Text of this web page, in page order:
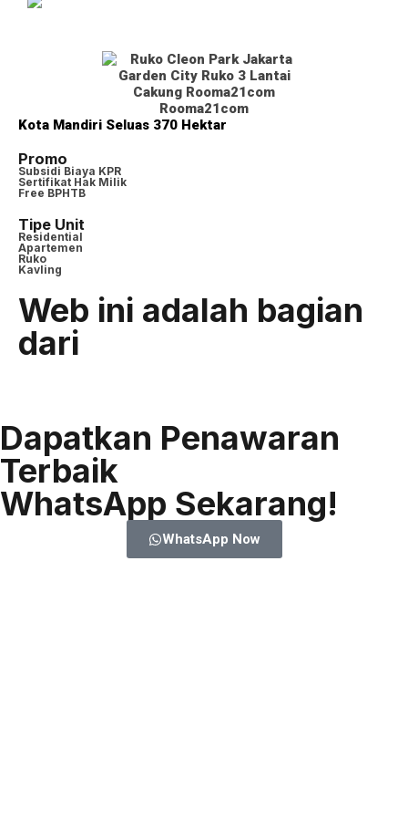
Kota Mandiri Seluas 370 Hektar
Promo
Subsidi Biaya KPR
Sertifikat Hak Milik
Free BPHTB
Tipe Unit
Residential
Apartemen
Ruko
Kavling
Web ini adalah bagian
dari
Dapatkan Penawaran
Terbaik
WhatsApp Sekarang!
WhatsApp Now